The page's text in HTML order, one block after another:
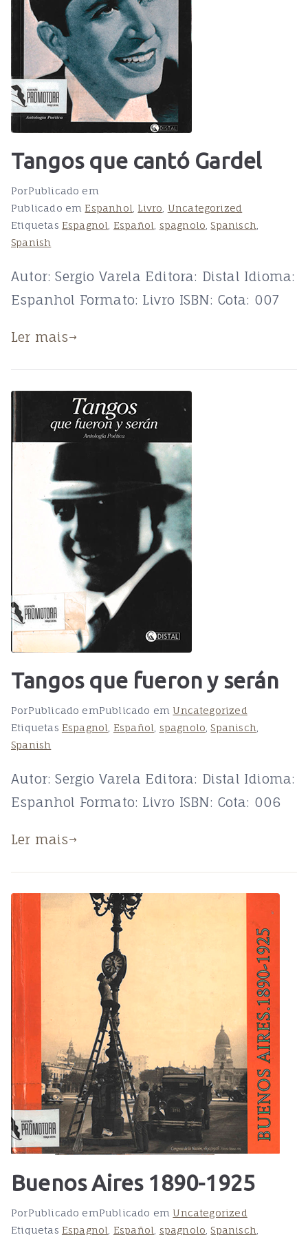
Tangos que cantó Gardel
PorPublicado em
Publicado em Espanhol Livro Uncategorized
Etiquetas Espagnol Español spagnolo ,Spanisch
Spanish
Autor: Sergio Varela Editora: Distal Idioma:
Espanhol Formato: Livro ISBN: Cota: 007
Ler mais
Tangos que fueron y serán
PorPublicado emPublicado em Uncategorized
Etiquetas Espagnol Español spagnolo ,Spanisch
Spanish
Autor: Sergio Varela Editora: Distal Idioma:
Espanhol Formato: Livro ISBN: Cota: 006
Ler mais
Buenos Aires 1890-1925
PorPublicado emPublicado em Uncategorized
Etiquetas Espagnol Español spagnolo ,Spanisch